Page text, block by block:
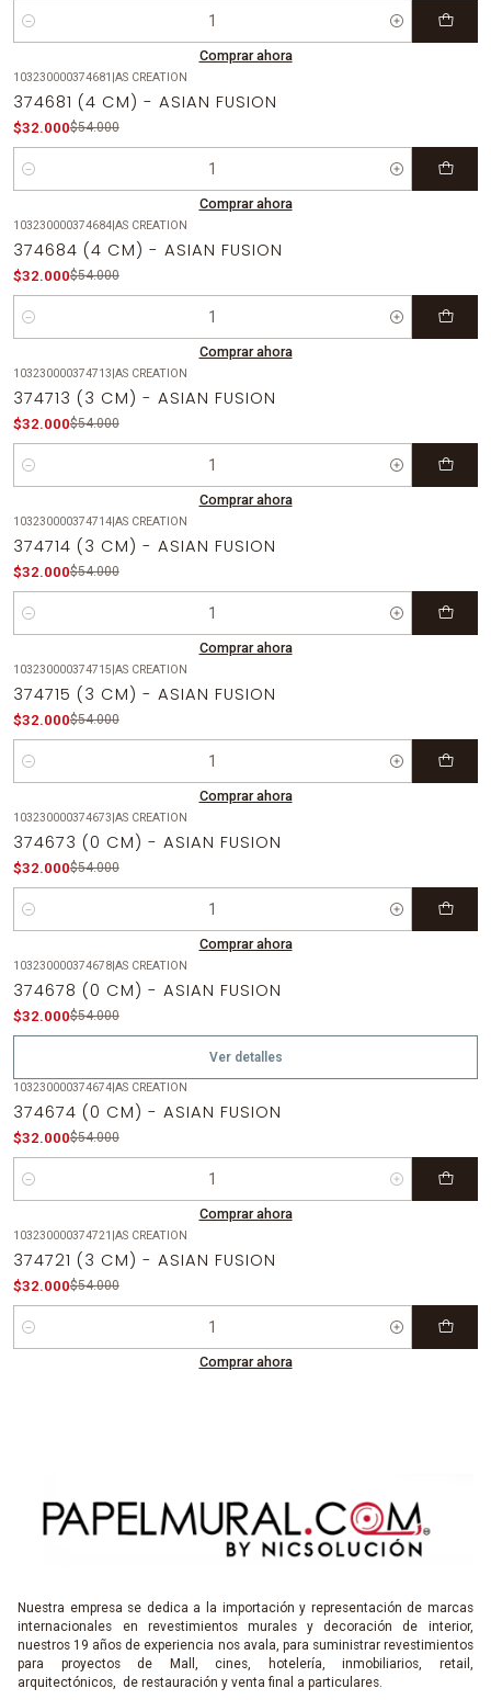
Cantidad
Comprar ahora
-41% OFF
103230000374681 |AS CREATION
374681 (4 CM) - ASIAN FUSION
$32.000$54.000
Cantidad
Comprar ahora
-41% OFF
103230000374684|AS CREATION
374684 (4 CM) - ASIAN FUSION
$32.000$54.000
Cantidad
Comprar ahora
-41%OFF
103230000374713|AS CREATION
374713 (3 CM) - ASIAN FUSION
$32.000$54.000
Cantidad
Comprar ahora
OFF
103230000374714|AS CREATION
374714 (3 CM) - ASIAN FUSION
$32.000$54.000
Cantidad
Comprar ahora
OFF
103230000374715|AS CREATION
374715 (3 CM) - ASIAN FUSION
$32.000$54.000
Cantidad
Comprar ahora
-41% OFF
103230000374673|AS CREATION
374673 (0 CM) - ASIAN FUSION
$32.000$54.000
Cantidad
Comprar ahora
-41%
OFF
Agotado
103230000374678|AS CREATION
374678 (0 CM) - ASIAN FUSION
$32.000$54.000
Ver detalles
-41% OFF
103230000374674|AS CREATION
374674 (0 CM) - ASIAN FUSION
$32.000$54.000
Cantidad
Comprar ahora
-41% OFF
103230000374721 |AS CREATION
374721 (3 CM) - ASIAN FUSION
$32.000$54.000
Cantidad
Comprar ahora
Nuestra empresa se dedica a la importación y representación de marcas
internacionales en revestimientos murales y decoración de interior,
nuestros 19 años de experiencia nos avala, para suministrar revestimientos
para proyectos de Mall, cines, hotelería, inmobiliarios, retail,
arquitectónicos, de restauración y venta final a particulares.